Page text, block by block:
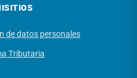
de datos personales
Tributaria